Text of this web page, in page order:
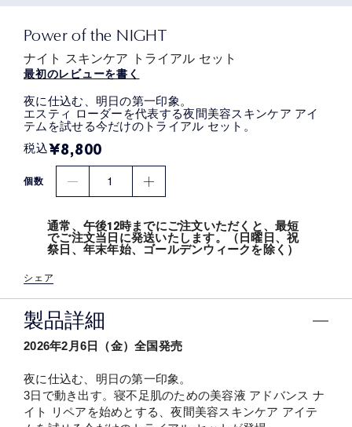
Power of the NIGHT
ナイト スキンケア トライアル セット
最初のレビューを書く
夜に仕込む、明日の第一印象。
エスティ ローダーを代表する夜間美容スキンケア アイ
テムを試せる今だけのトライアル セット。
税込¥8,800
個数 1
通常、午後12時までにご注文いただくと、最短
でご注文当日に発送いたします。（日曜日、祝
祭日、年末年始、ゴールデンウィークを除く）
シェア
製品詳細
2026年2月6日（金）全国発売
夜に仕込む、明日の第一印象。
3日で動き出す。寝不足肌のための美容液 アドバンス ナ
イト リペアを始めとする、夜間美容スキンケア アイテ